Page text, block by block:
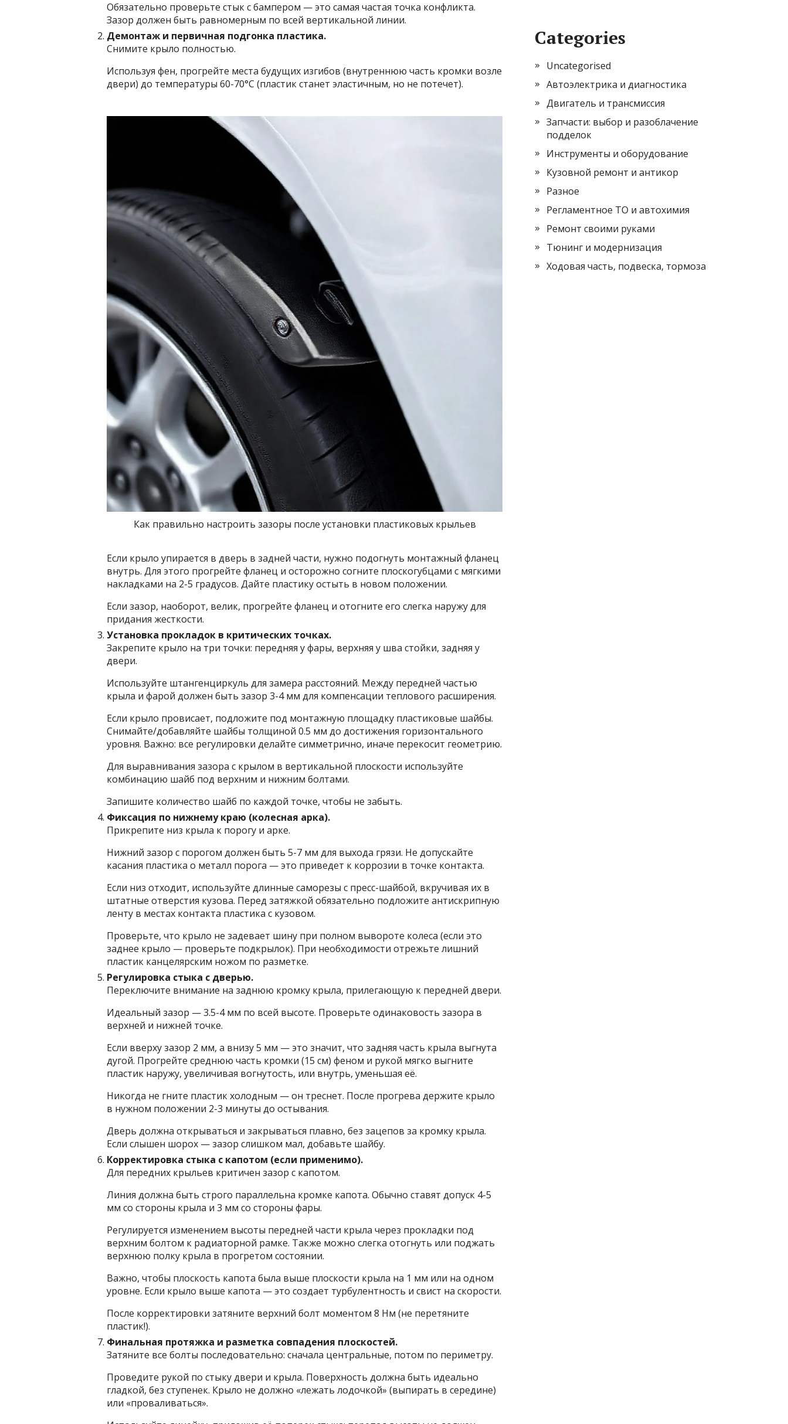
Обязательно проверьте стык с бампером — это самая частая точка конфликта.
Зазор должен быть равномерным по всей вертикальной линии.
Демонтаж и первичная подгонка пластика.
Снимите крыло полностью.
Используя фен, прогрейте места будущих изгибов (внутреннюю часть кромки возле
двери) до температуры 60-70°C (пластик станет эластичным, но не потечет).
Как правильно настроить зазоры после установки пластиковых крыльев
Если крыло упирается в дверь в задней части, нужно подогнуть монтажный фланец
внутрь. Для этого прогрейте фланец и осторожно согните плоскогубцами с мягкими
накладками на 2-5 градусов. Дайте пластику остыть в новом положении.
Если зазор, наоборот, велик, прогрейте фланец и отогните его слегка наружу для
придания жесткости.
Установка прокладок в критических точках.
Закрепите крыло на три точки: передняя у фары, верхняя у шва стойки, задняя у
двери.
Используйте штангенциркуль для замера расстояний. Между передней частью
крыла и фарой должен быть зазор 3-4 мм для компенсации теплового расширения.
Если крыло провисает, подложите под монтажную площадку пластиковые шайбы.
Снимайте/добавляйте шайбы толщиной 0.5 мм до достижения горизонтального
уровня. Важно: все регулировки делайте симметрично, иначе перекосит геометрию.
Для выравнивания зазора с крылом в вертикальной плоскости используйте
комбинацию шайб под верхним и нижним болтами.
Запишите количество шайб по каждой точке, чтобы не забыть.
Фиксация по нижнему краю (колесная арка).
Прикрепите низ крыла к порогу и арке.
Нижний зазор с порогом должен быть 5-7 мм для выхода грязи. Не допускайте
касания пластика о металл порога — это приведет к коррозии в точке контакта.
Если низ отходит, используйте длинные саморезы с пресс-шайбой, вкручивая их в
штатные отверстия кузова. Перед затяжкой обязательно подложите антискрипную
ленту в местах контакта пластика с кузовом.
Проверьте, что крыло не задевает шину при полном вывороте колеса (если это
заднее крыло — проверьте подкрылок). При необходимости отрежьте лишний
пластик канцелярским ножом по разметке.
Регулировка стыка с дверью.
Переключите внимание на заднюю кромку крыла, прилегающую к передней двери.
Идеальный зазор — 3.5-4 мм по всей высоте. Проверьте одинаковость зазора в
верхней и нижней точке.
Если вверху зазор 2 мм, а внизу 5 мм — это значит, что задняя часть крыла выгнута
дугой. Прогрейте среднюю часть кромки (15 см) феном и рукой мягко выгните
пластик наружу, увеличивая вогнутость, или внутрь, уменьшая её.
Никогда не гните пластик холодным — он треснет. После прогрева держите крыло
в нужном положении 2-3 минуты до остывания.
Дверь должна открываться и закрываться плавно, без зацепов за кромку крыла.
Если слышен шорох — зазор слишком мал, добавьте шайбу.
Корректировка стыка с капотом (если применимо).
Для передних крыльев критичен зазор с капотом.
Линия должна быть строго параллельна кромке капота. Обычно ставят допуск 4-5
мм со стороны крыла и 3 мм со стороны фары.
Регулируется изменением высоты передней части крыла через прокладки под
верхним болтом к радиаторной рамке. Также можно слегка отогнуть или поджать
верхнюю полку крыла в прогретом состоянии.
Важно, чтобы плоскость капота была выше плоскости крыла на 1 мм или на одном
уровне. Если крыло выше капота — это создает турбулентность и свист на скорости.
После корректировки затяните верхний болт моментом 8 Нм (не перетяните
пластик!).
Финальная протяжка и разметка совпадения плоскостей.
Затяните все болты последовательно: сначала центральные, потом по периметру.
Проведите рукой по стыку двери и крыла. Поверхность должна быть идеально
гладкой, без ступенек. Крыло не должно «лежать лодочкой» (выпирать в середине)
или «проваливаться».
Categories
Uncategorised
Автоэлектрика и диагностика
Двигатель и трансмиссия
Запчасти: выбор и разоблачение
подделок
Инструменты и оборудование
Кузовной ремонт и антикор
Разное
Регламентное ТО и автохимия
Ремонт своими руками
Тюнинг и модернизация
Ходовая часть, подвеска, тормоза